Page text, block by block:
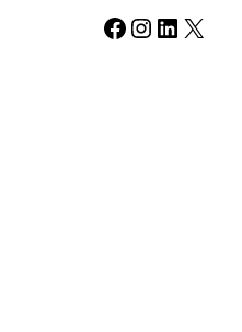
Facebook Instagram LinkedIn X